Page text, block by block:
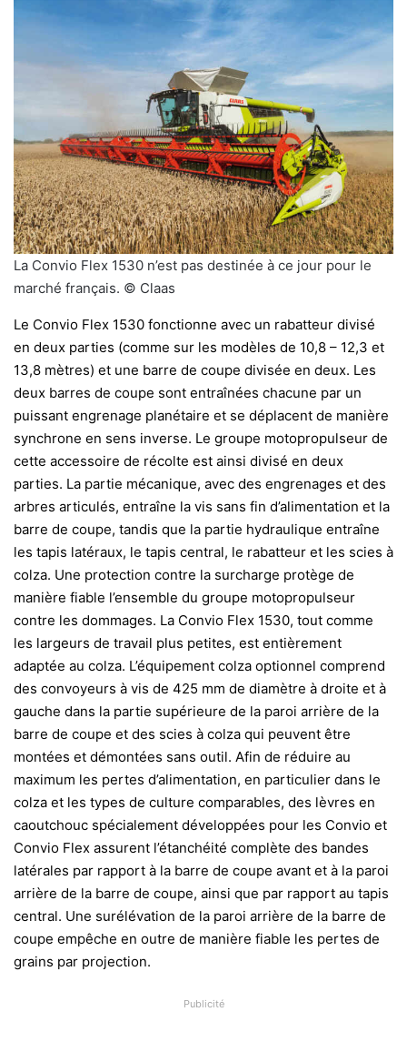
La Convio Flex 1530 n’est pas destinée à ce jour pour le
marché français. © Claas
Le Convio Flex 1530 fonctionne avec un rabatteur divisé
en deux parties (comme sur les modèles de 10,8 – 12,3 et
13,8 mètres) et une barre de coupe divisée en deux. Les
deux barres de coupe sont entraînées chacune par un
puissant engrenage planétaire et se déplacent de manière
synchrone en sens inverse. Le groupe motopropulseur de
cette accessoire de récolte est ainsi divisé en deux
parties. La partie mécanique, avec des engrenages et des
arbres articulés, entraîne la vis sans fin d’alimentation et la
barre de coupe, tandis que la partie hydraulique entraîne
les tapis latéraux, le tapis central, le rabatteur et les scies à
colza. Une protection contre la surcharge protège de
manière fiable l’ensemble du groupe motopropulseur
contre les dommages. La Convio Flex 1530, tout comme
les largeurs de travail plus petites, est entièrement
adaptée au colza. L’équipement colza optionnel comprend
des convoyeurs à vis de 425 mm de diamètre à droite et à
gauche dans la partie supérieure de la paroi arrière de la
barre de coupe et des scies à colza qui peuvent être
montées et démontées sans outil. Afin de réduire au
maximum les pertes d’alimentation, en particulier dans le
colza et les types de culture comparables, des lèvres en
caoutchouc spécialement développées pour les Convio et
Convio Flex assurent l’étanchéité complète des bandes
latérales par rapport à la barre de coupe avant et à la paroi
arrière de la barre de coupe, ainsi que par rapport au tapis
central. Une surélévation de la paroi arrière de la barre de
coupe empêche en outre de manière fiable les pertes de
grains par projection.
Publicité